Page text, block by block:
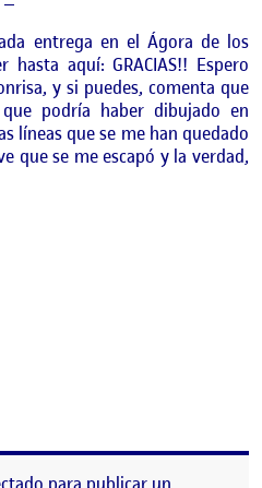
entrega en el Ágora de los
aquí: GRACIAS!! Espero
y si puedes, comenta que
podría haber dibujado en
líneas que se me han quedado
que se me escapó y la verdad,